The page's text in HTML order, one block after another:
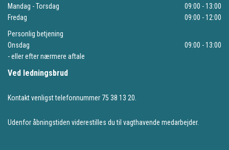
Mandag - Torsdag
09:00 - 13:00
Fredag
09:00 - 12:00
Personlig betjening
Onsdag
09:00 - 13:00
- eller efter nærmere aftale
Ved ledningsbrud
Kontakt venligst telefonnummer 75 38 13 20.
Udenfor åbningstiden viderestilles du til vagthavende medarbejder.